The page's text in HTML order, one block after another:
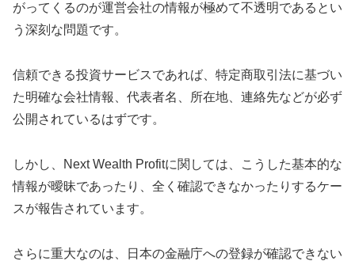
がってくるのが運営会社の情報が極めて不透明であるとい
う深刻な問題です。
信頼できる投資サービスであれば、特定商取引法に基づい
た明確な会社情報、代表者名、所在地、連絡先などが必ず
公開されているはずです。
しかし、Next Wealth Profitに関しては、こうした基本的な
情報が曖昧であったり、全く確認できなかったりするケー
スが報告されています。
さらに重大なのは、日本の金融庁への登録が確認できない